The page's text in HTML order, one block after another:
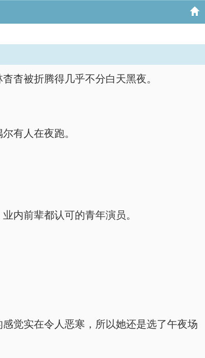
杳被折腾得几乎不分白天黑夜。
有人在夜跑。
内前辈都认可的青年演员。
觉实在令人恶寒，所以她还是选了午夜场